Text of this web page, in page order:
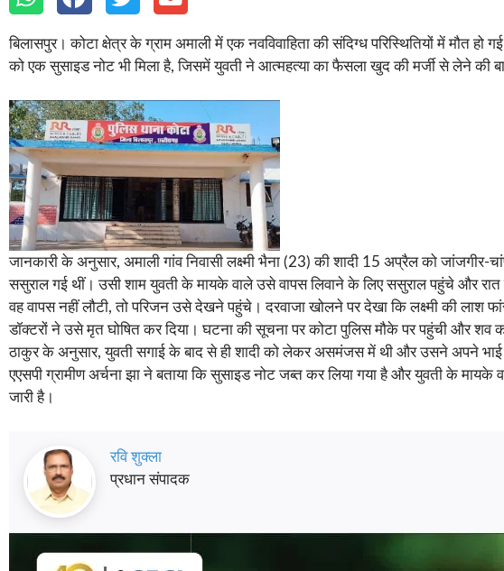
बिलासपुर। कोटा क्षेत्र के ग्राम अमाली में एक नवविवाहिता की संदिग्ध परिस्थितियों में
को एक सुसाइड नोट भी मिला है, जिसमें युवती ने आत्महत्या का फैसला खुद की मर्जी से लेने की
जानकारी के अनुसार, अमाली गांव निवासी लक्ष्मी भैना (23) की शादी 15 अप्रैल को
ससुराल गई थीं। उसी शाम युवती के मायके वाले उसे वापस लिवाने के लिए ससुराल पहुंचे और
वह वापस नहीं लौटी, तो परिजन उसे देखने पहुंचे। दरवाजा खोलने पर देखा कि लक्ष्मी की
डॉक्टरों ने उसे मृत घोषित कर दिया। घटना की सूचना पर कोटा पुलिस मौके पर पहुंची और
ठाकुर के अनुसार, युवती सगाई के बाद से ही शादी को लेकर असमंजस में थी और उसने अपने भाई
एएसपी ग्रामीण अर्चना झा ने बताया कि सुसाइड नोट जब्त कर लिया गया है और युवती के
जारी है।
रवि शुक्ला
प्रधान संपादक